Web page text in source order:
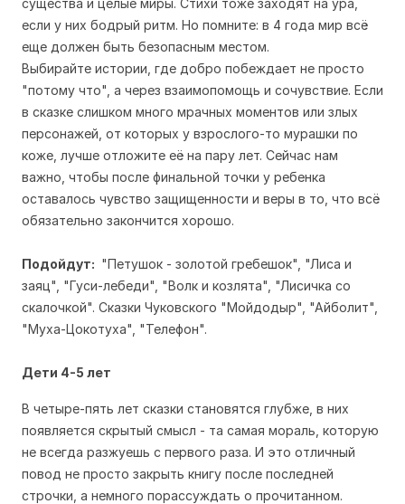
если у них бодрый ритм. Но помните: в 4 года мир всё
еще должен быть безопасным местом.
Выбирайте истории, где добро побеждает не просто
"потому что", а через взаимопомощь и сочувствие. Если
в сказке слишком много мрачных моментов или злых
персонажей, от которых у взрослого-то мурашки по
коже, лучше отложите её на пару лет. Сейчас нам
важно, чтобы после финальной точки у ребенка
оставалось чувство защищенности и веры в то, что всё
обязательно закончится хорошо.
Подойдут: "Петушок - золотой гребешок", "Лиса и
заяц", "Гуси-лебеди", "Волк и козлята", "Лисичка со
скалочкой". Сказки Чуковского "Мойдодыр", "Айболит",
"Муха-Цокотуха", "Телефон".
Дети 4-5 лет
В четыре-пять лет сказки становятся глубже, в них
появляется скрытый смысл - та самая мораль, которую
не всегда разжуешь с первого раза. И это отличный
повод не просто закрыть книгу после последней
строчки, а немного порассуждать о прочитанном.